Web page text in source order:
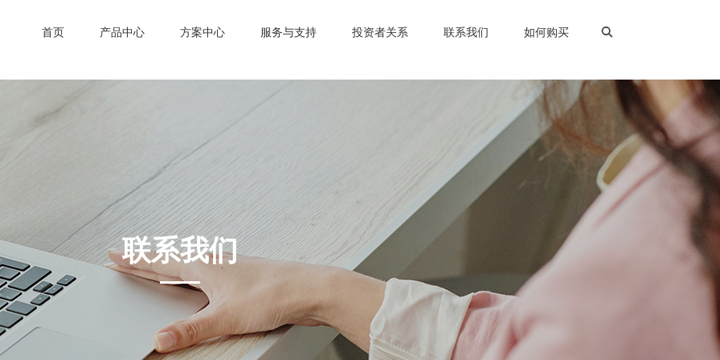
首页 产品中心 方案中心 服务与支持 投资者关系 联系我们 如何购买
联系我们